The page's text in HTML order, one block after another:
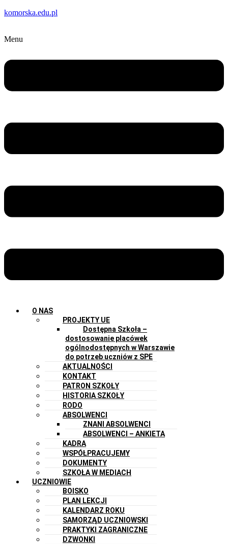
komorska.edu.pl
Menu
O NAS
PROJEKTY UE
Dostępna Szkoła –
dostosowanie placówek
ogólnodostępnych w Warszawie
do potrzeb uczniów z SPE
AKTUALNOŚCI
KONTAKT
PATRON SZKOŁY
HISTORIA SZKOŁY
RODO
ABSOLWENCI
ZNANI ABSOLWENCI
ABSOLWENCI – ANKIETA
KADRA
WSPÓŁPRACUJEMY
DOKUMENTY
SZKOŁA W MEDIACH
UCZNIOWIE
BOISKO
PLAN LEKCJI
KALENDARZ ROKU
SAMORZĄD UCZNIOWSKI
PRAKTYKI ZAGRANICZNE
DZWONKI